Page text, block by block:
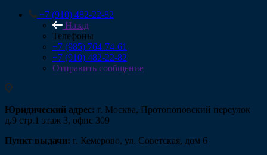
+7 (910) 482-22-82
Назад
Телефоны
+7 (985) 764-74-61
+7 (910) 482-22-82
Отправить сообщение
Юридический адрес: г. Москва, Протопоповский переулок
д.9 стр.1 этаж 3, офис 309
Пункт выдачи: г. Кемерово, ул. Советская, дом 6